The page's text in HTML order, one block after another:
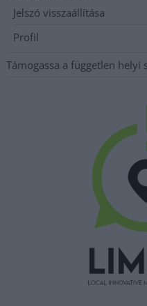
Jelszó visszaállítása
Profil
Támogassa a független helyi